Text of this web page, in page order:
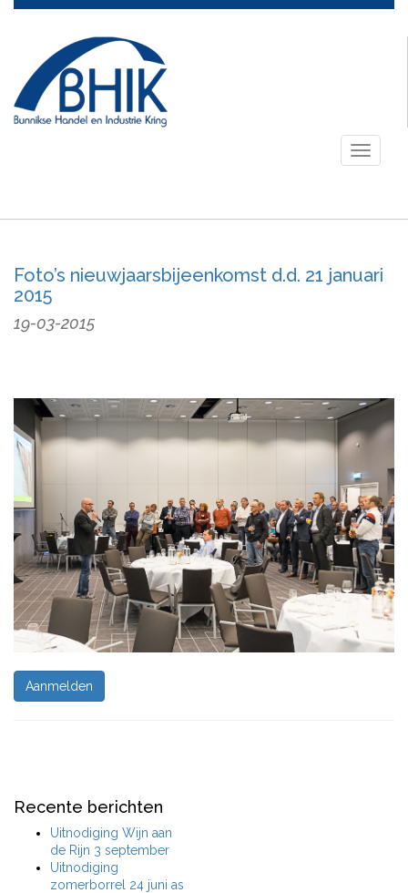
Toggle
Foto’s nieuwjaarsbijeenkomst d.d. 21 januari
2015
19-03-2015
Aanmelden
Recente berichten
Uitnodiging Wijn aan
de Rijn 3 september
Uitnodiging
zomerborrel 24 juni as